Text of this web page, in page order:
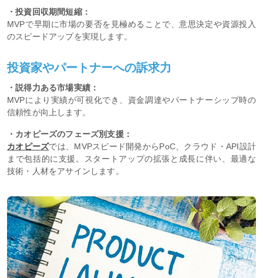
・投資回収期間短縮：
MVPで早期に市場の要否を見極めることで、意思決定や資源投入
のスピードアップを実現します。
投資家やパートナーへの訴求力
・説得力ある市場実績：
MVPにより実績が可視化でき、資金調達やパートナーシップ時の
信頼性が向上します。
・カオピーズのフェーズ別支援：
カオピーズでは、MVPスピード開発からPoC、クラウド・API設計
まで包括的に支援。スタートアップの拡張と成長に伴い、最適な
技術・人材をアサインします。